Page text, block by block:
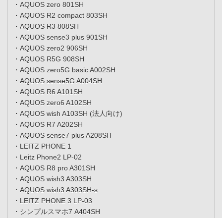
・AQUOS zero 801SH
・AQUOS R2 compact 803SH
・AQUOS R3 808SH
・AQUOS sense3 plus 901SH
・AQUOS zero2 906SH
・AQUOS R5G 908SH
・AQUOS zero5G basic A002SH
・AQUOS sense5G A004SH
・AQUOS R6 A101SH
・AQUOS zero6 A102SH
・AQUOS wish A103SH (法人向け)
・AQUOS R7 A202SH
・AQUOS sense7 plus A208SH
・LEITZ PHONE 1
・Leitz Phone2 LP-02
・AQUOS R8 pro A301SH
・AQUOS wish3 A303SH
・AQUOS wish3 A303SH-s
・LEITZ PHONE 3 LP-03
・シンプルスマホ7 A404SH